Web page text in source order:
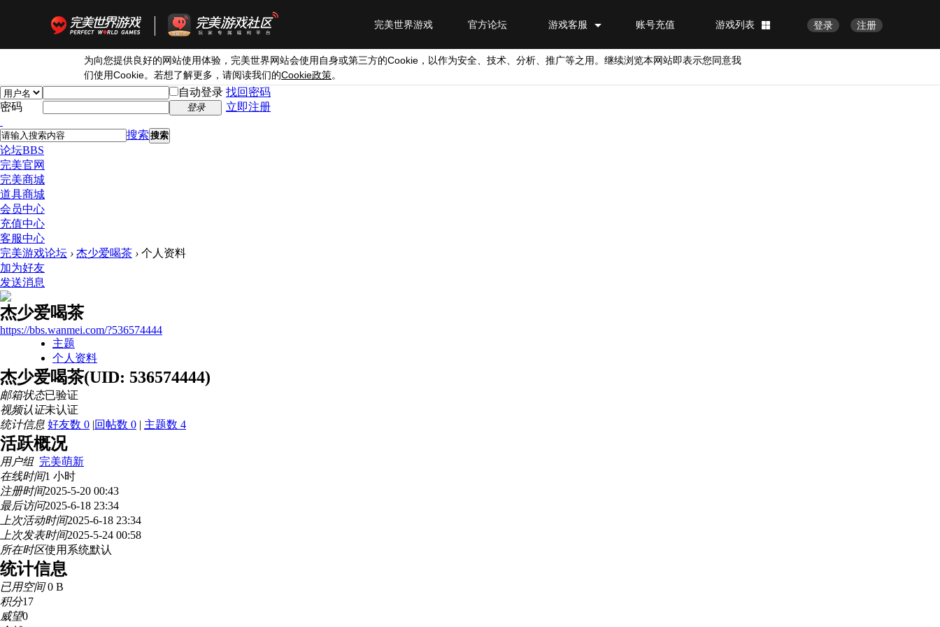
注册
登录
游戏列表
账号充值
游戏客服
官方论坛
完美世界游戏
为向您提供良好的网站使用体验，完美世界网站会使用自身或第三方的Cookie ，以作为安全、技术、分析、推广等之用。继续浏览本网站即表示您同意我
们使用Cookie。若想了解更多，请阅读我们的Cookie政策。
自动登录 找回密码
密码
登录 立即注册
搜索 搜索
论坛BBS
完美官网
完美商城
道具商城
会员中心
充值中心
客服中心
完美游戏论坛 › 杰少爱喝茶 › 个人资料
加为好友
发送消息
杰少爱喝茶
https://bbs.wanmei.com/?536574444
主题
个人资料
杰少爱喝茶(UID: 536574444)
邮箱状态已验证
视频认证未认证
统计信息 好友数 0 |回帖数 0 | 主题数 4
活跃概况
用户组 完美萌新
在线时间1 小时
注册时间2025-5-20 00:43
最后访问2025-6-18 23:34
上次活动时间2025-6-18 23:34
上次发表时间2025-5-24 00:58
所在时区使用系统默认
统计信息
已用空间0 B
积分17
威望0